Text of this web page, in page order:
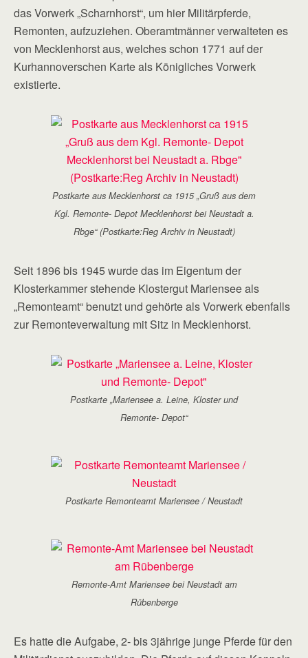
das Vorwerk „Scharnhorst“, um hier Militärpferde,
Remonten, aufzuziehen. Oberamtmänner verwalteten es
von Mecklenhorst aus, welches schon 1771 auf der
Kurhannoverschen Karte als Königliches Vorwerk
existierte.
Postkarte aus Mecklenhorst ca 1915 „Gruß aus dem
Kgl. Remonte- Depot Mecklenhorst bei Neustadt a.
Rbge“ (Postkarte:Reg Archiv in Neustadt)
Seit 1896 bis 1945 wurde das im Eigentum der
Klosterkammer stehende Klostergut Mariensee als
„Remonteamt“ benutzt und gehörte als Vorwerk ebenfalls
zur Remonteverwaltung mit Sitz in Mecklenhorst.
Postkarte „Mariensee a. Leine, Kloster und
Remonte- Depot“
Postkarte Remonteamt Mariensee / Neustadt
Remonte-Amt Mariensee bei Neustadt am
Rübenberge
Es hatte die Aufgabe, 2- bis 3jährige junge Pferde für den